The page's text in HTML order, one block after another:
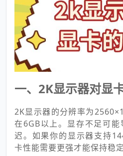
一、2K显示器对显
2K显示器的分辨率为
在6GB以上。显存不足可
迟。如果你的显示器支持
卡性能需要更强才能保持稳定